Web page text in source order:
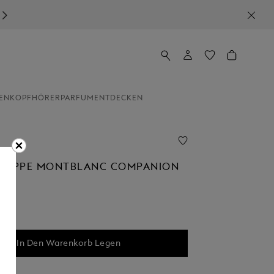
KOPFHÖRER PARFUM ENTDECKEN
MONTBLANC COMPANION
In Den Warenkorb Legen